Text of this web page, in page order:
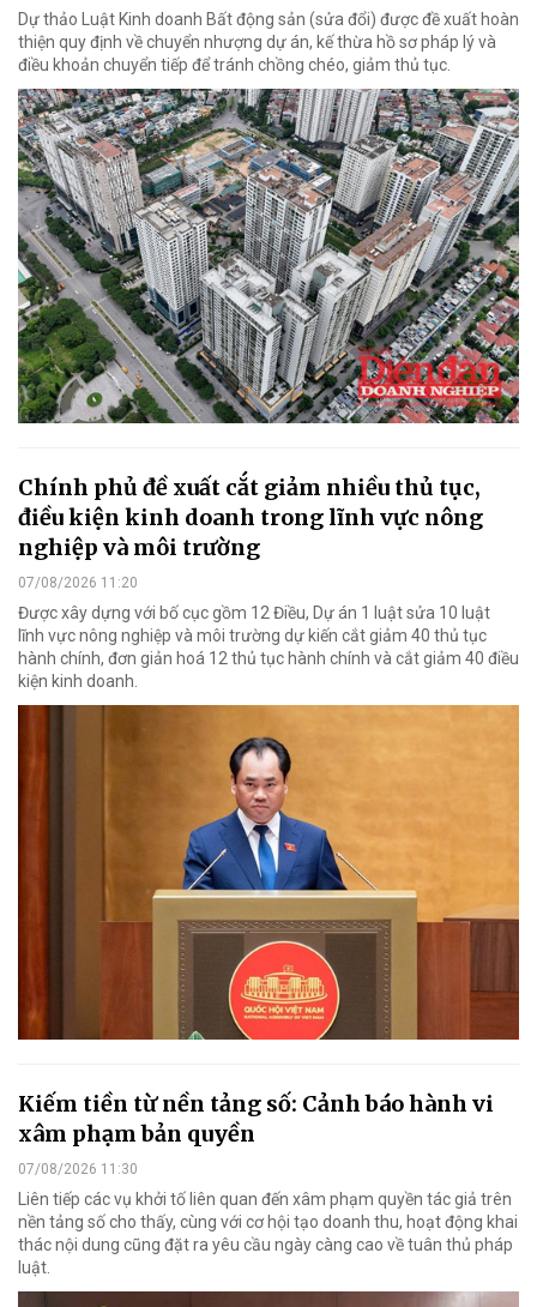
Dự thảo Luật Kinh doanh Bất động sản (sửa đổi) được đề xuất hoàn
thiện quy định về chuyển nhượng dự án, kế thừa hồ sơ pháp lý và
điều khoản chuyển tiếp để tránh chồng chéo, giảm thủ tục.
Chính phủ đề xuất cắt giảm nhiều thủ tục,
điều kiện kinh doanh trong lĩnh vực nông
nghiệp và môi trường
07/08/2026 11:20
Được xây dựng với bố cục gồm 12 Điều, Dự án 1 luật sửa 10 luật
lĩnh vực nông nghiệp và môi trường dự kiến cắt giảm 40 thủ tục
hành chính, đơn giản hoá 12 thủ tục hành chính và cắt giảm 40 điều
kiện kinh doanh.
Kiếm tiền từ nền tảng số: Cảnh báo hành vi
xâm phạm bản quyền
07/08/2026 11:30
Liên tiếp các vụ khởi tố liên quan đến xâm phạm quyền tác giả trên
nền tảng số cho thấy, cùng với cơ hội tạo doanh thu, hoạt động khai
thác nội dung cũng đặt ra yêu cầu ngày càng cao về tuân thủ pháp
luật.